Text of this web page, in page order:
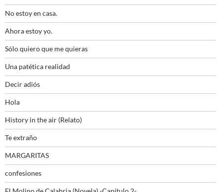
No estoy en casa.
Ahora estoy yo.
Sólo quiero que me quieras
Una patética realidad
Decir adiós
Hola
History in the air (Relato)
Te extraño
MARGARITAS
confesiones